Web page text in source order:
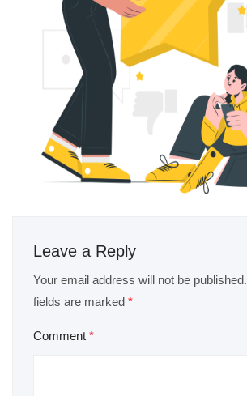
Leave a Reply
Your email address will not be published.
fields are marked *
Comment *